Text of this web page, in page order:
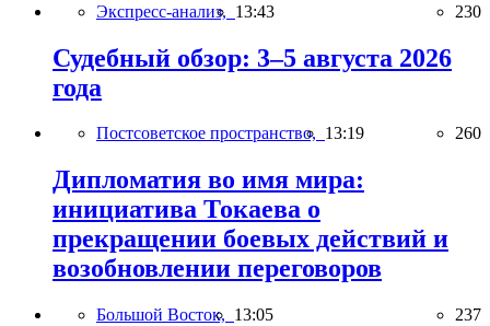
Экспресс-анализ, 13:43 230
Судебный обзор: 3–5 августа 2026
года
Постсоветское пространство, 13:19 260
Дипломатия во имя мира:
инициатива Токаева о
прекращении боевых действий и
возобновлении переговоров
Большой Восток, 13:05 237